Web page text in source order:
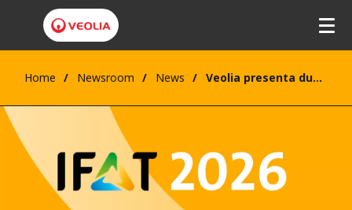
Home Newsroom News Veolia presenta due nuove tecnologie per il trattamento acque a IFAT, portando l'innovazione al servizio della sicurezza ambientale